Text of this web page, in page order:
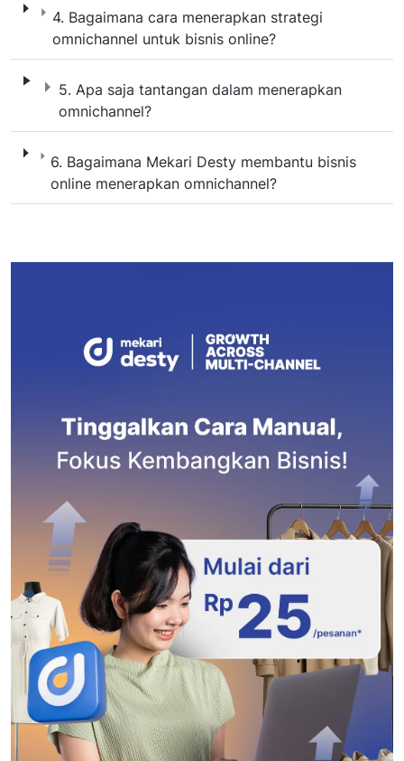
4. Bagaimana cara menerapkan strategi
omnichannel untuk bisnis online?
4. Bagaimana cara menerapkan strategi
5. Apa saja tantangan dalam menerapkan
omnichannel?
5. Apa saja tantangan dalam menerapkan
6. Bagaimana Mekari Desty membantu bisnis
online menerapkan omnichannel?
6. Bagaimana Mekari Desty membantu